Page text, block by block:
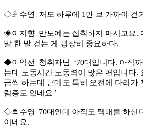
◇최수영: 저도 하루에 1만 보 가까이 걷
◈이지향: 만보에는 집착하지 마시고요.
발 한 발 걷는 게 굉장히 중요하다.
◆이익선: 청취자님, ‘70대입니다. 아직
는데 노동시간 노동력이 많은 편입니다.
금씩 하는데 근데도 특히 오전에 다리가
럼증도 있네요.’
◇최수영: 70대인데 아직도 택배를 하신
이네요.